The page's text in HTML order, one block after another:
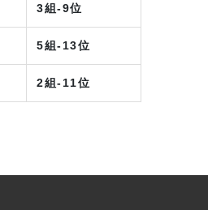
3組-9位
5組-13位
2組-11位